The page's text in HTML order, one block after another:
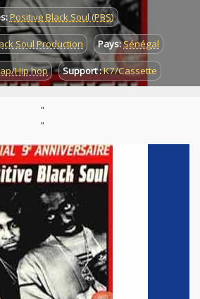
Positive Black Soul (PBS)
Soul Production Pays:Sénégal
Hip hop Support :K7/Cassette
"
"